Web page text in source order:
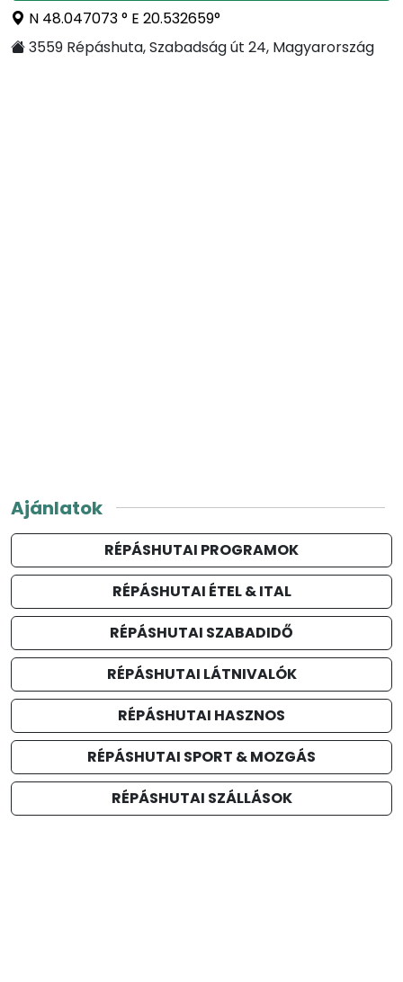
N 48.047073 ° E 20.532659°
3559 Répáshuta, Szabadság út 24, Magyarország
Ajánlatok
RÉPÁSHUTAI PROGRAMOK
RÉPÁSHUTAI ÉTEL & ITAL
RÉPÁSHUTAI SZABADIDŐ
RÉPÁSHUTAI LÁTNIVALÓK
RÉPÁSHUTAI HASZNOS
RÉPÁSHUTAI SPORT & MOZGÁS
RÉPÁSHUTAI SZÁLLÁSOK